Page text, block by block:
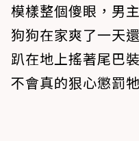
模樣整個傻眼，男
狗狗在家爽了一天
趴在地上搖著尾巴
不會真的狠心懲罰